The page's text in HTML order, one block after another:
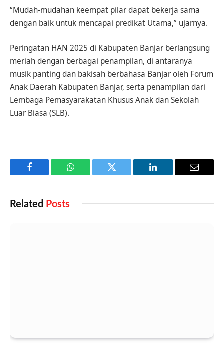
“Mudah-mudahan keempat pilar dapat bekerja sama
dengan baik untuk mencapai predikat Utama,” ujarnya.
Peringatan HAN 2025 di Kabupaten Banjar berlangsung
meriah dengan berbagai penampilan, di antaranya
musik panting dan bakisah berbahasa Banjar oleh Forum
Anak Daerah Kabupaten Banjar, serta penampilan dari
Lembaga Pemasyarakatan Khusus Anak dan Sekolah
Luar Biasa (SLB).
Facebook WhatsApp Twitter LinkedIn Email
Related Posts